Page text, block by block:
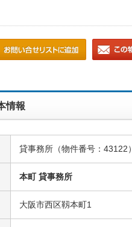
情報
貸事務所（物件番号：43122）
本町 貸事務所
大阪市西区靱本町1